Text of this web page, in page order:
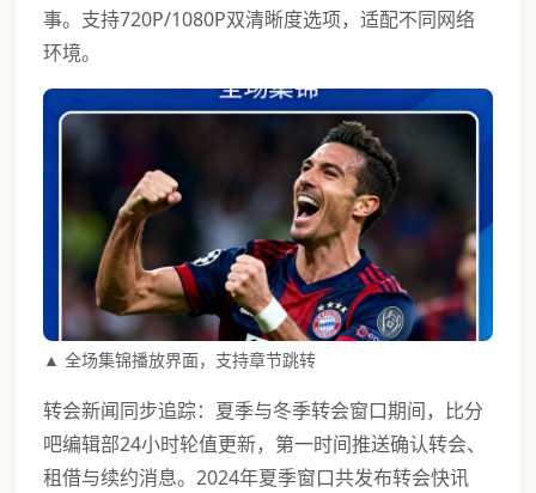
事。支持720P/1080P双清晰度选项，适配不同网络
环境。
▲ 全场集锦播放界面，支持章节跳转
转会新闻同步追踪：夏季与冬季转会窗口期间，比分
吧编辑部24小时轮值更新，第一时间推送确认转会、
租借与续约消息。2024年夏季窗口共发布转会快讯